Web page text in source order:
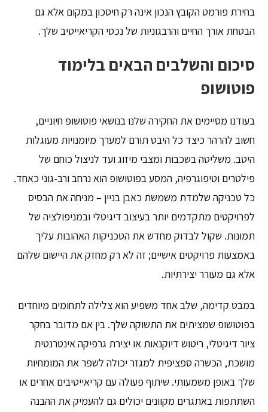
בחירת פורמט הקובץ הנכון אינה רק חיסכון במקום אלא גם
הבטחת אורך החיים והרבגוניות של נכסי הקריאייטיב שלך.
סיכום והשלבים הבאים בלימוד
פוטושופ
בעודנו מסיימים את החקירה שלנו בנושאי פוטושופ חיוניים,
חשוב להרהר כיצד כל היבט תורם למערך מיומנויות מעוגלות
היטב. משליטה בשכבות ומצבי מיזוג ועד לניצול כוחם של
פילטרים וטיפוגרפיה, המסע בפוטושופ הוא נרחב ורב-גוני כאחד.
כל טכניקה שלמדת משמשת כאבן בניין – מניחה את הבסיס
לפרויקטים מתקדמים יותר בעיצוב דיגיטלי ובמניפולציה של
תמונות. שקול לבדוק מחדש את הטכניקות האהובות עליך
באמצעות פרויקטים אישיים; זה לא רק מחזק את היישום שלהם
אלא גם מעורר יצירתיות.
במבט קדימה, שלב אחד משפיע הוא צלילה לתחומים מיוחדים
בפוטושופ שמציתים את התשוקה שלך. בין אם מדובר בחקר
ציור דיגיטלי, ריטוש דיוקנאות או יצירת גרפיקה אינטרנטית
מושכת, הכשרה ספציפית למגזר יכולה לשפר את המומחיות
שלך באופן משמעותי. שיתוף פעולה עם קריאייטיבים אחרים או
השתתפות באתגרים מקוונים יכולים גם להעמיק את ההבנה